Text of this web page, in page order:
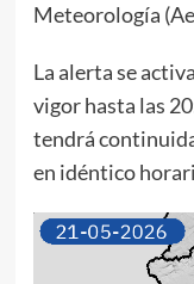
Meteorología
La alerta se
vigor hasta las
tendrá
en idéntico